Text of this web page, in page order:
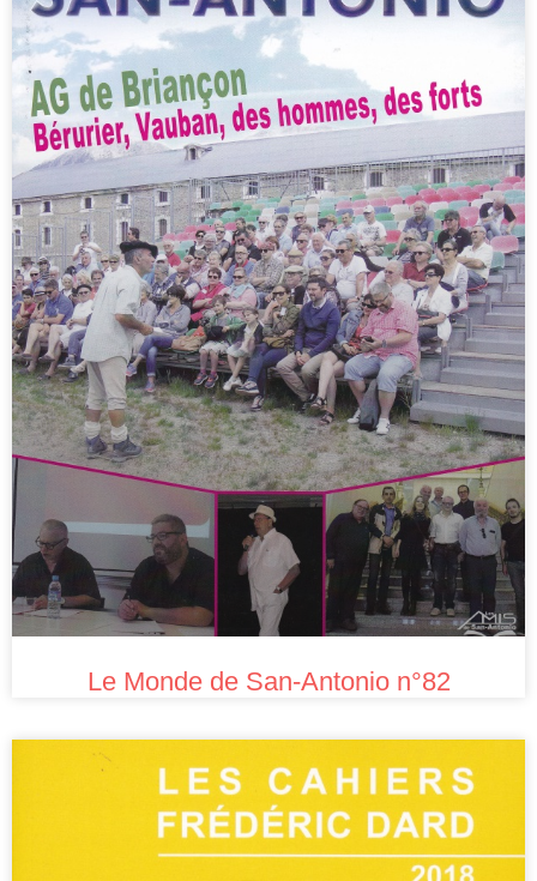
Le Monde de San-Antonio n°82